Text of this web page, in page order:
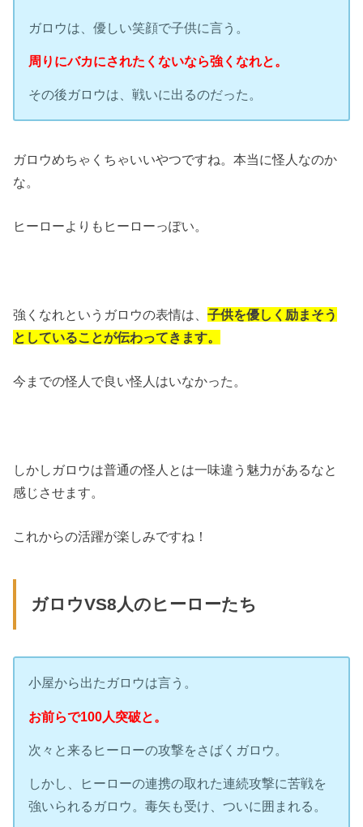
ガロウは、優しい笑顔で子供に言う。
周りにバカにされたくないなら強くなれと。
その後ガロウは、戦いに出るのだった。
ガロウめちゃくちゃいいやつですね。本当に怪人なのか
な。
ヒーローよりもヒーローっぽい。
強くなれというガロウの表情は、子供を優しく励まそう
としていることが伝わってきます。
今までの怪人で良い怪人はいなかった。
しかしガロウは普通の怪人とは一味違う魅力があるなと
感じさせます。
これからの活躍が楽しみですね！
ガロウVS8人のヒーローたち
小屋から出たガロウは言う。
お前らで100人突破と。
次々と来るヒーローの攻撃をさばくガロウ。
しかし、ヒーローの連携の取れた連続攻撃に苦戦を
強いられるガロウ。毒矢も受け、ついに囲まれる。